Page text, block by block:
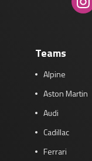
GP MEXICO
Kwalificatie
Race
RaceTeams
Alpine
Aston Martin
Audi
Cadillac
Ferrari